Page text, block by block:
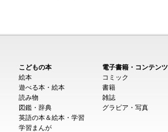
こどもの本
絵本
遊べる本・絵本
読み物
図鑑・辞典
英語の本＆絵本・学習
学習まんが
電子書籍・コンテンツ
コミック
書籍
雑誌
グラビア・写真